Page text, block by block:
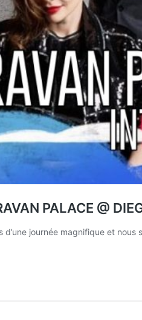
PALACE @
journée magnifique et